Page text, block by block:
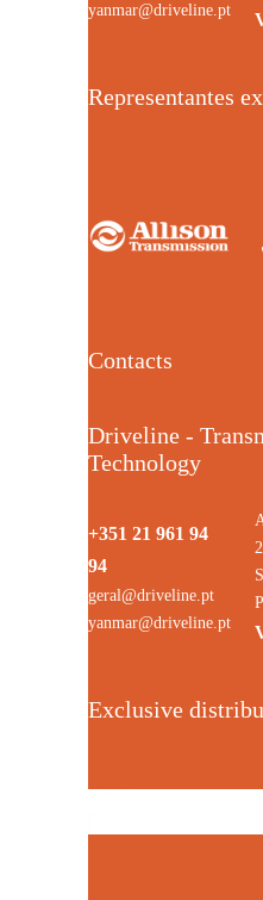
yanmar@driveline.pt
Representantes
Contacts
Driveline -
Technology
+351 21 961 94
94
geral@driveline.pt
yanmar@driveline.pt
Exclusive